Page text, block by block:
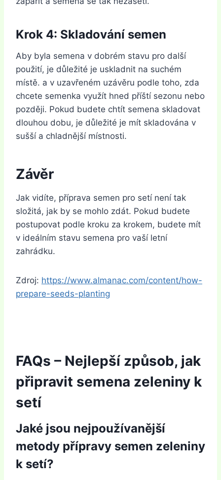
Krok 4: Skladování semen
Aby byla semena v dobrém stavu pro další
použití, je důležité je uskladnit na suchém
místě. a v uzavřeném uzávěru podle toho, zda
chcete semenka využít hned příští sezonu nebo
později. Pokud budete chtít semena skladovat
dlouhou dobu, je důležité je mít skladována v
sušší a chladnější místnosti.
Závěr
Jak vidíte, příprava semen pro setí není tak
složitá, jak by se mohlo zdát. Pokud budete
postupovat podle kroku za krokem, budete mít
v ideálním stavu semena pro vaší letní
zahrádku.
Zdroj: https://www.almanac.com/content/how-
prepare-seeds-planting
FAQs – Nejlepší způsob, jak
připravit semena zeleniny k
setí
Jaké jsou nejpoužívanější
metody přípravy semen zeleniny
k setí?